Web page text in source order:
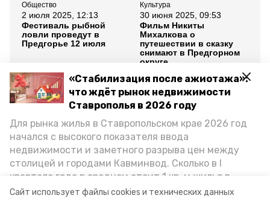
Сайт использует файлы cookies и технических данных
«Стабилизация после ажиотажа»:
что ждёт рынок недвижимости
Ставрополья в 2026 году
Для рынка жилья в Ставропольском крае 2026 год
начался с высокого показателя ввода
недвижимости и заметного разрыва цен между
столицей и городами Кавминвод. Сколько в I
квартале года в среднем стоит 1 кв. м жилья в
городах и округах региона, как изменился спрос на
Общество
2 июля 2025, 12:13
Фестиваль рыбной
ловли проведут в
Предгорье 12 июля
Культура
30 июня 2025, 09:53
Фильм Никиты
Михалкова о
путешествии в сказку
снимают в Предгорном
округе
Все новости
ставропольский край станица ессентукская
предгорный округ